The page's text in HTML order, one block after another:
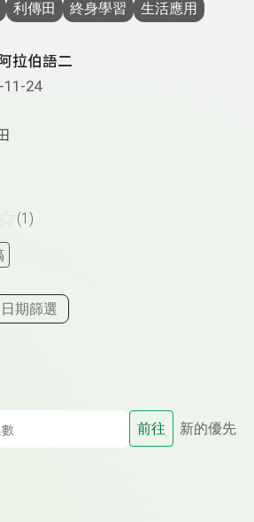
利傳田 終身學習
生活應用
拉伯語二
11-24
(1)
日期篩選
前往 新的優先